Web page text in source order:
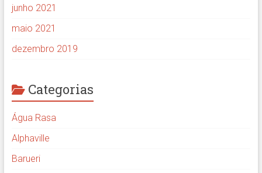
junho 2021
maio 2021
dezembro 2019
Categorias
Água Rasa
Alphaville
Barueri